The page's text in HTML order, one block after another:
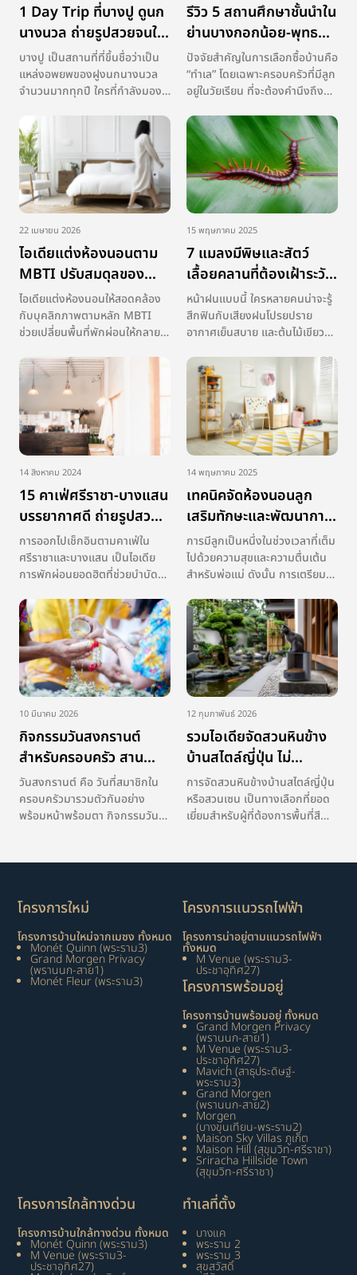
1 Day Trip ที่บางปู ดูนก
นางนวล ถ่ายรูปสวยจนใจ
ละลาย
บางปู เป็นสถานที่ที่ขึ้นชื่อว่าเป็น
แหล่งอพยพของฝูงนกนางนวล
จำนวนมากทุกปี ใครที่กำลังมอง
รัก ไปสัมผัสธรรมชาติและถ่ายภาพ
นกนางนวลสวย ๆ อยู่ไม่ไกลจาก
กรุงเทพฯ และที่นี่นอกจากจะมี
ธรรมชาติที่งดงามแล้วยังมีสิ่ง
อำนวยความสะดวกครบ […]
รีวิว 5 สถานศึกษาชั้นนำใน
ย่านบางกอกน้อย-พุทธ
มณฑลพร้อมค่าเทอม
ปัจจัยสำคัญในการเลือกซื้อบ้านคือ
“ทำเล” โดยเฉพาะครอบครัวที่มีลูก
อยู่ในวัยเรียน ที่จะต้องคำนึงถึง
บริเวณใกล้เคียง ที่นอกจากจะเดิน
ทางง่าย จะต้องมีคุณภาพ ครูมี
ความรู้และเข้าใจธรรมชาติของเด็ก
รวมถึงมีหลักสูตร […]
22 เมษายน 2026
ไอเดียแต่งห้องนอนตาม
MBTI ปรับสมดุลของ
พลังงานชีวิต
ไอเดียแต่งห้องนอนให้สอดคล้อง
กับบุคลิกภาพตามหลัก MBTI
ช่วยเปลี่ยนพื้นที่พักผ่อนให้กลาย
เพราะการจัดห้องนอนต้องตอบ
โจทย์ธรรมชาติของผู้อยู่อาศัย ไม่
ว่าจะเป็นกลุ่มที่เน้นฟังก์ชันหรือ
กลุ่มที่เน้นความอบอุ่น จะช่วยส่ง
ผลด […]
15 พฤษภาคม 2025
7 แมลงมีพิษและสัตว์
เลื้อยคลานที่ต้องเฝ้าระวัง
ในช่วงหน้าฝน
หน้าฝนแบบนี้ ใครหลายคนน่าจะรู้
สึกฟินกับเสียงฝนโปรยปราย
อากาศเย็นสบาย และต้นไม้เขียว
ช่วงเวลาที่เหล่าแมลงมีพิษหน้าฝน
และสัตว์เลื้อยคลานออกอาละวาด
มากเป็นพิเศษ เพราะธรรมชาติ
ของพวกมันก็คือการหาที่แห้ง
อบอุ่น และปลอด […]
14 สิงหาคม 2024
15 คาเฟ่ศรีราชา-บางแสน
บรรยากาศดี ถ่ายรูปสวย
ชิลล์ได้ทั้งวัน
การออกไปเช็กอินตามคาเฟ่ใน
ศรีราชาและบางแสน เป็นไอเดีย
การพักผ่อนยอดฮิตที่ช่วยบำบัด
เฉพาะการได้นั่งปล่อยใจไปกับลม
พัดเอื่อย ๆ ในคาเฟ่ริมทะเลใน
ศรีราชา ที่โอบล้อมด้วยวิว
ธรรมชาติอันเงียบสงบ ซึ่งใน
ปัจจุบันย่านนี้กลายเป […]
14 พฤษภาคม 2025
เทคนิคจัดห้องนอนลูก
เสริมทักษะและพัฒนาการ
ตั้งแต่หลังคลอด
การมีลูกเป็นหนึ่งในช่วงเวลาที่เต็ม
ไปด้วยความสุขและความตื่นเต้น
สำหรับพ่อแม่ ดังนั้น การเตรียม
มากกว่าการตกแต่งให้สวยงาม
เพราะว่าห้องนอนเด็กแรกเกิดนั้น
มีบทบาทสำคัญต่อการพัฒนาทั้ง
ทางร่างกาย อารมณ์ และจิตใจ
ของลูก การจัดพื้ […]
10 มีนาคม 2026
กิจกรรมวันสงกรานต์
สำหรับครอบครัว สาน
สัมพันธ์ในวันปีใหม่ไทย
วันสงกรานต์ คือ วันที่สมาชิกใน
ครอบครัวมารวมตัวกันอย่าง
พร้อมหน้าพร้อมตา กิจกรรมวัน
ทำบังสุกุลเพื่อระลึกถึงบรรพบุรุษ
อย่างการสรงน้ำพระพุทธรูปและ
การรดน้ำดำหัวผู้ใหญ่เ […]
12 กุมภาพันธ์ 2026
รวมไอเดียจัดสวนหินข้าง
บ้านสไตล์ญี่ปุ่น ไม่
อมความร้อน
การจัดสวนหินข้างบ้านสไตล์ญี่ปุ่น
หรือสวนเซน เป็นทางเลือกที่ยอด
เยี่ยมสำหรับผู้ที่ต้องการพื้นที่สี
ความสมดุลระหว่างหิน กรวด และ
สำหรับสภาพอากาศในเมืองไทย
การเ […]
โครงการใหม่
โครงการบ้านใหม่จากเมซง ทั้งหมด
Monét Quinn (พระราม3)
Grand Morgen Privacy
(พรานนก-สาย1)
Monét Fleur (พระราม3)
โครงการแนวรถไฟฟ้า
โครงการน่าอยู่ตามแนวรถไฟฟ้า
ทั้งหมด
M Venue (พระราม3-
ประชาอุทิศ27)
โครงการพร้อมอยู่
โครงการบ้านพร้อมอยู่ ทั้งหมด
Grand Morgen Privacy
(พรานนก-สาย1)
M Venue (พระราม3-
ประชาอุทิศ27)
Mavich (สาธุประดิษฐ์-
พระราม3)
Grand Morgen
(พรานนก-สาย2)
Morgen
(บางขุนเทียน-พระราม2)
Maison Sky Villas ภูเก็ต
Maison Hill (สุขุมวิท-ศรีราชา)
Sriracha Hillside Town
(สุขุมวิท-ศรีราชา)
โครงการใกล้ทางด่วน
โครงการบ้านใกล้ทางด่วน ทั้งหมด
Monét Quinn (พระราม3)
M Venue (พระราม3-
ประชาอุทิศ27)
ทำเลที่ตั้ง
บางแค
พระราม 2
พระราม 3
สุขสวัสดิ์